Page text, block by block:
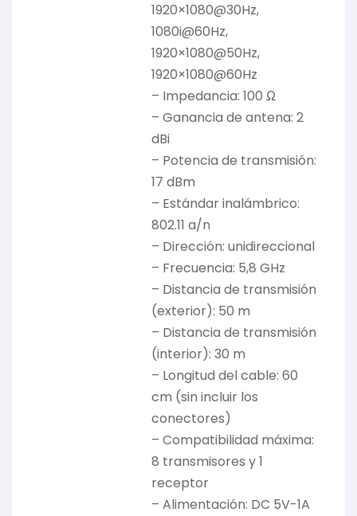
1920×1080@30Hz,
1080i@60Hz,
1920×1080@50Hz,
1920×1080@60Hz
– Impedancia: 100 Ω
– Ganancia de antena: 2
dBi
– Potencia de transmisión:
17 dBm
– Estándar inalámbrico:
802.11 a/n
– Dirección: unidireccional
– Frecuencia: 5,8 GHz
– Distancia de transmisión
(exterior): 50 m
– Distancia de transmisión
(interior): 30 m
– Longitud del cable: 60
cm (sin incluir los
conectores)
– Compatibilidad máxima:
8 transmisores y 1
receptor
– Alimentación: DC 5V-1A